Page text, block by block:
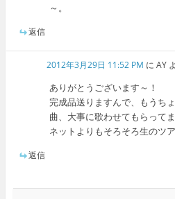
～。
返信
2012年3月29日 11:52 PM にAY
ありがとうございます～！
完成品送りますんで、もうち
曲、大事に歌わせてもらってま
ネットよりもそろそろ生のツ
返信